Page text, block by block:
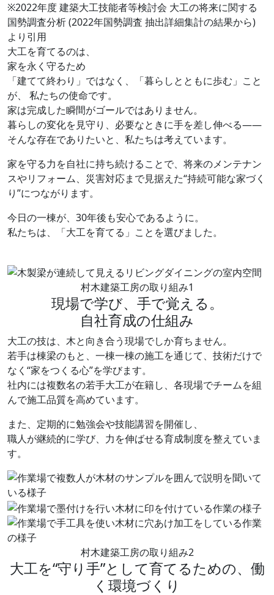
※2022年度 建築大工技能者等検討会 大工の将来に関する
国勢調査分析 (2022年国勢調査 抽出詳細集計の結果から)
より引用
大工を育てるのは、
家を永く守るため
「建てて終わり」ではなく、「暮らしとともに歩む」こと
が、
私たちの使命です。
家は完成した瞬間がゴールではありません。
暮らしの変化を見守り、必要なときに手を差し伸べる——
そんな存在でありたいと、私たちは考えています。
家を守る力を自社に持ち続けることで、将来のメンテナン
スやリフォーム、災害対応まで見据えた“持続可能な家づく
り”につながります。
今日の一棟が、30年後も安心であるように。
私たちは、「大工を育てる」ことを選びました。
村木建築工房の取り組み1
現場で学び、手で覚える。
自社育成の仕組み
大工の技は、木と向き合う現場でしか育ちません。
若手は棟梁のもと、一棟一棟の施工を通じて、技術だけで
なく“家をつくる心”を学びます。
社内には複数名の若手大工が在籍し、各現場でチームを組
んで施工品質を高めています。
また、定期的に勉強会や技能講習を開催し、
職人が継続的に学び、力を伸ばせる育成制度を整えていま
す。
村木建築工房の取り組み2
大工を“守り手”として育てるための、働
く環境づくり